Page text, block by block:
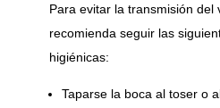
Para evitar la transmisión del
recomienda seguir las
higiénicas:
Taparse la boca al toser o